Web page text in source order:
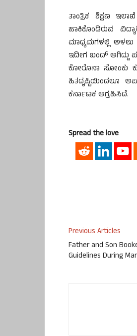
ತಾಂತ್ರಿಕ ಶಿಕ್ಷಣ
ಹಾಕಿಕೊಂಡಿರುವ
ಮಾಧ್ಯಮಗಳಲ್ಲಿ
ಇದೀಗ ಬಂದ್ ಆಗಿದ್ದು
ಕೋರೊನಾ ಸೋಂಕು
ಹಿತದೃಷ್ಟಿಯಿಂದಲೂ
ಕರ್ನಾಟಕ ಆಗ್ರಹಿಸಿದೆ.
Spread the love
Previous Articles
Father and Son
Guidelines During